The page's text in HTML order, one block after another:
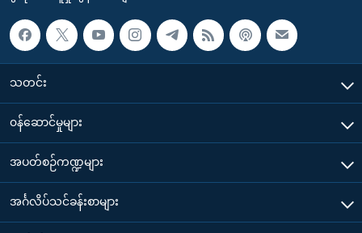
သတင်း
၀န်ဆောင်မှုများ
အပတ်စဉ်ကဏ္ဍများ
အင်္ဂလိပ်သင်ခန်းစာများ